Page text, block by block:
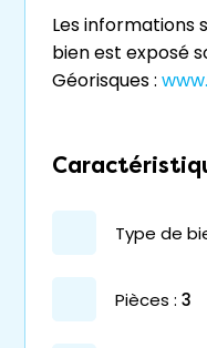
Les informations
bien est exposé
Géorisques :
type de
pièces : 3